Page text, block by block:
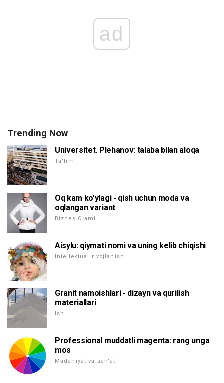
ad
Trending Now
Universitet. Plehanov: talaba bilan aloqa
Ta'lim:
Oq kam ko'ylagi - qish uchun moda va
oqlangan variant
Biznes Olami
Aisylu: qiymati nomi va uning kelib chiqishi
Intellektual rivojlanishi
Granit namoishlari - dizayn va qurilish
materiallari
Ish
Professional muddatli magenta: rang unga
mos
Madaniyat va san'at